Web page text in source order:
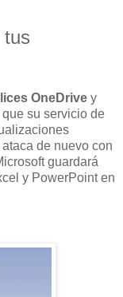
tus
OneDrive y
su servicio de
de nuevo con
guardará
y PowerPoint en